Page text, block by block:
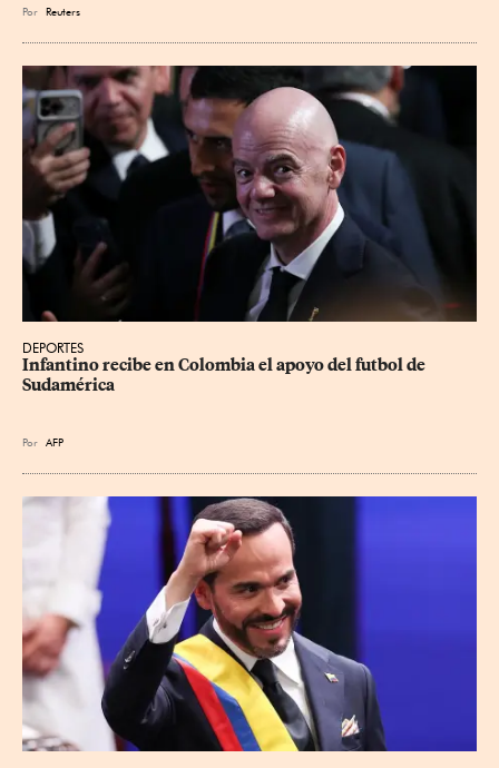
Por Reuters
DEPORTES
Infantino recibe en Colombia el apoyo del futbol de
Sudamérica
Por AFP